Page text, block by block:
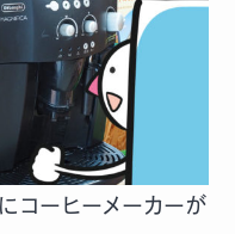
にコーヒーメーカーが